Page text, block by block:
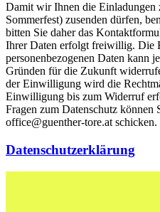
Damit wir Ihnen die Einladungen
Sommerfest) zusenden dürfen,
bitten Sie daher das
Ihrer Daten erfolgt freiwillig. Die
personenbezogenen Daten kann
Gründen für die Zukunft
der Einwilligung wird die
Einwilligung bis zum Widerruf
Fragen zum Datenschutz können
office@guenther-tore.at schicken.
Datenschutzerklärung